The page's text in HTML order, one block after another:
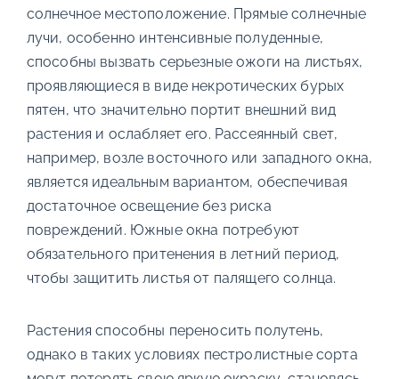
солнечное местоположение. Прямые солнечные
лучи, особенно интенсивные полуденные,
способны вызвать серьезные ожоги на листьях,
проявляющиеся в виде некротических бурых
пятен, что значительно портит внешний вид
растения и ослабляет его. Рассеянный свет,
например, возле восточного или западного окна,
является идеальным вариантом, обеспечивая
достаточное освещение без риска
повреждений. Южные окна потребуют
обязательного притенения в летний период,
чтобы защитить листья от палящего солнца.
Растения способны переносить полутень,
однако в таких условиях пестролистные сорта